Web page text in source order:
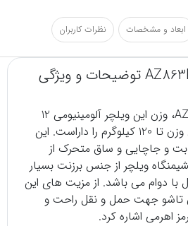
ابعاد و مشخصات نظرات کاربران
ویلچر آزمد مدل AZ863LA توضیحات و ویژگی
آزمد مدل AZ863LA، وزن این ویلچر آلومینیومی 12
کیلوگرم و قابلیت تحمل وزن تا 120 کیلوگرم را داراست. این
و جاچایی و ساق متحرک از
ویلچر از جنس برزنت بسیار
با دوام می باشد. از مزیت های این
تاشو جهت حمل و نقل راحت و
اهرمی اشاره کرد.